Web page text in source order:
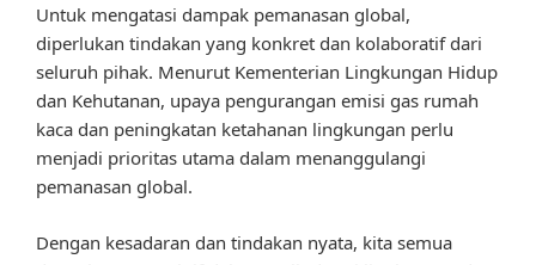
Untuk mengatasi dampak pemanasan global,
diperlukan tindakan yang konkret dan kolaboratif dari
seluruh pihak. Menurut Kementerian Lingkungan Hidup
dan Kehutanan, upaya pengurangan emisi gas rumah
kaca dan peningkatan ketahanan lingkungan perlu
menjadi prioritas utama dalam menanggulangi
pemanasan global.
Dengan kesadaran dan tindakan nyata, kita semua